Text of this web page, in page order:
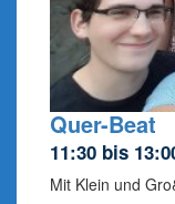
Quer-Beat
11:30 bis
Mit Klein und